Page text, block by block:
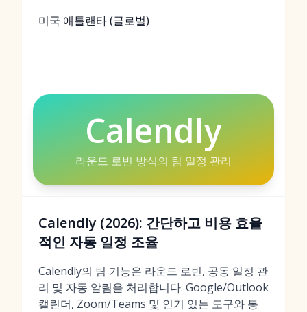
미국 애틀랜타 (글로벌)
Calendly
라운드 로빈 방식의 팀 일정 관리
Calendly (2026): 간단하고 비용 효율
적인 자동 일정 조율
Calendly의 팀 기능은 라운드 로빈, 공동 일정 관
리 및 자동 알림을 처리합니다. Google/Outlook
캘린더, Zoom/Teams 및 인기 있는 도구와 통